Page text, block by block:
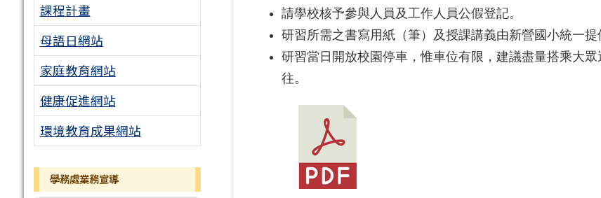
課程計畫
母語日網站
家庭教育網站
健康促進網站
環境教育成果網站
學務處業務宣導
請學校核予參與人員及工作人員公假登記。
研習所需之書寫用紙（筆）及授課講義由新營國小統一提
研習當日開放校園停車，惟車位有限，建議盡量搭乘大眾
往。